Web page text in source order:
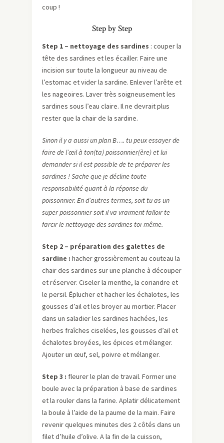
coup !
Step by Step
Step 1 – nettoyage des sardines : couper la
tête des sardines et les écailler. Faire une
incision sur toute la longueur au niveau de
l’estomac et vider la sardine. Enlever l’arête et
les nageoires. Laver très soigneusement les
sardines sous l’eau claire. Il ne devrait plus
rester que la chair de la sardine.
Sinon il y a aussi un plan B…. tu peux essayer de
faire de l’œil à ton(ta) poissonnier(ère) et lui
demander si il est possible de te préparer les
sardines ! Sache que je décline toute
responsabilité quant à la réponse du
poissonnier. En d’autres termes, soit tu as un
super poissonnier soit il va vraiment falloir te
farcir le nettoyage des sardines toi-même.
Step 2 – préparation des galettes de
sardine : hacher grossièrement au couteau la
chair des sardines sur une planche à découper
et réserver. Ciseler la menthe, la coriandre et
le persil. Éplucher et hacher les échalotes, les
gousses d’ail et les broyer au mortier. Placer
dans un saladier les sardines hachées, les
herbes fraîches ciselées, les gousses d’ail et
échalotes broyées, les épices et mélanger.
Ajouter un œuf, sel, poivre et mélanger.
Step 3 : fleurer le plan de travail. Former une
boule avec la préparation à base de sardines
et la rouler dans la farine. Aplatir délicatement
la boule à l’aide de la paume de la main. Faire
revenir quelques minutes des 2 côtés dans un
filet d’huile d’olive. A la fin de la cuisson,